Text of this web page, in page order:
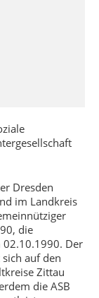
Dresden
im Landkreis
die
02.10.1990. Der
auf den
Zittau
die ASB